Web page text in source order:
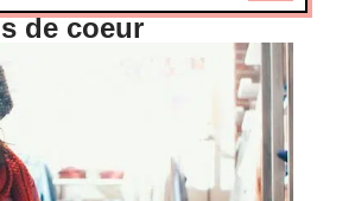
de coeur